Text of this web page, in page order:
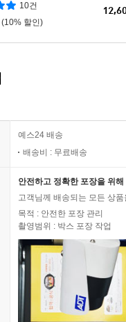
10건
(10% 할인)
예스24 배송
배송비 : 무료배송
안전하고 정확한 포장을 위
고객님께 배송되는 모든 상
목적 : 안전한 포장 관리
촬영범위 : 박스 포장 작업